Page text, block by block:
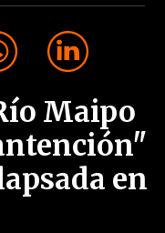
Maipo
en